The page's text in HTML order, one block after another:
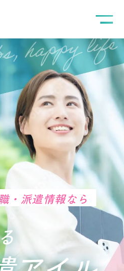
・派遣情報なら